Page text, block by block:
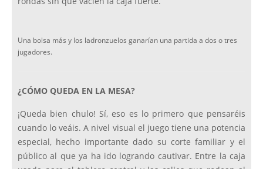
Una bolsa más y los ladronzuelos ganarían una partida a dos o tres
jugadores.
¿CÓMO QUEDA EN LA MESA?
¡Queda bien chulo! Sí, eso es lo primero que pensaréis
cuando lo veáis. A nivel visual el juego tiene una potencia
especial, hecho importante dado su corte familiar y el
público al que ya ha ido logrando cautivar. Entre la caja